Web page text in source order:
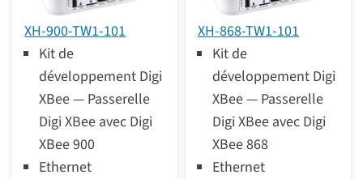
XH-900-TW1-101
Kit de
développement Digi
XBee — Passerelle
Digi XBee avec Digi
XBee 900
Ethernet
XH-868-TW1-101
Kit de
développement Digi
XBee — Passerelle
Digi XBee avec Digi
XBee 868
Ethernet